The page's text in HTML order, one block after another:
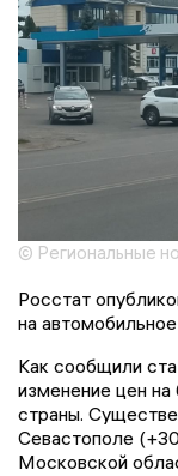
© Региональные
Росстат
на
Как сообщили
изменение цен на
страны.
Севастополе
Московской